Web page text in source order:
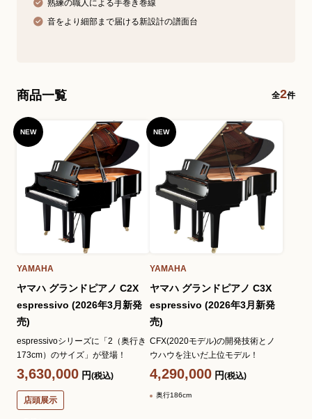
熟練の職人による手巻き巻線
音をより細部まで届ける新設計の譜面台
商品一覧 全2件
NEW
YAMAHA
ヤマハ グランドピアノ C2X
espressivo (2026年3月新発
売)
espressivoシリーズに「2（奥行き
173cm）のサイズ」が登場！
3,630,000円(税込)
店頭展示
NEW
YAMAHA
ヤマハ グランドピアノ C3X
espressivo (2026年3月新発
売)
CFX(2020モデル)の開発技術とノ
ウハウを注いだ上位モデル！
4,290,000 円(税込)
奥行186cm